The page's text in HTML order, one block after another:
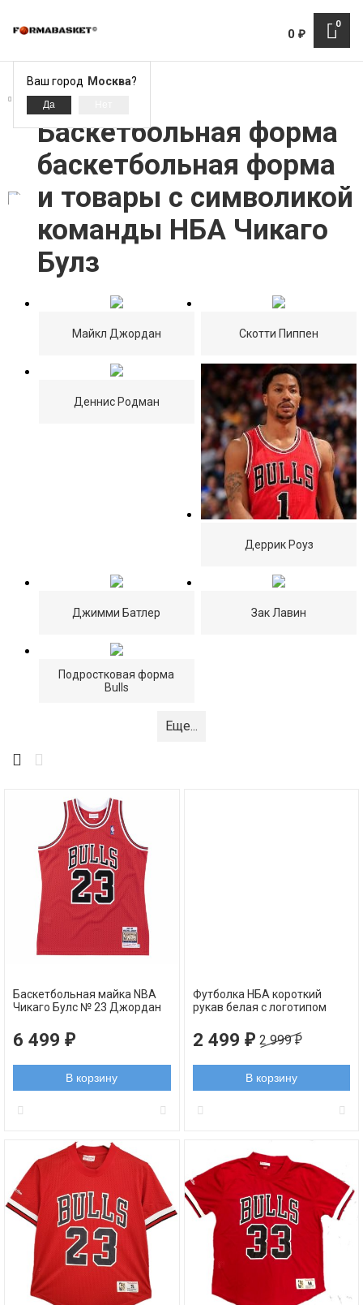
0
0 ₽
Ваш город Москва?
EASTERN CONFERENCE
Баскетбольная форма
баскетбольная форма
и товары с символикой
команды НБА Чикаго
Булз
Майкл Джордан Скотти Пиппен
Деннис Родман
Деррик Роуз
Джимми Батлер Зак Лавин
Подростковая форма
Bulls
Еще...
Баскетбольная майка NBA
Чикаго Булс № 23 Джордан
AUTHENTIC
6 499 ₽
В корзину
Футболка НБА короткий
рукав белая с логотипом
2 499 ₽ 2 999₽
В корзину